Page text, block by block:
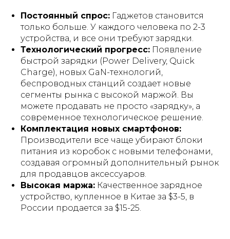
Постоянный спрос: Гаджетов становится
только больше. У каждого человека по 2-3
устройства, и все они требуют зарядки.
Технологический прогресс: Появление
быстрой зарядки (Power Delivery, Quick
Charge), новых GaN-технологий,
беспроводных станций создает новые
сегменты рынка с высокой маржой. Вы
можете продавать не просто «зарядку», а
современное технологическое решение.
Комплектация новых смартфонов:
Производители все чаще убирают блоки
питания из коробок с новыми телефонами,
создавая огромный дополнительный рынок
для продавцов аксессуаров.
Высокая маржа: Качественное зарядное
устройство, купленное в Китае за $3-5, в
России продается за $15-25.